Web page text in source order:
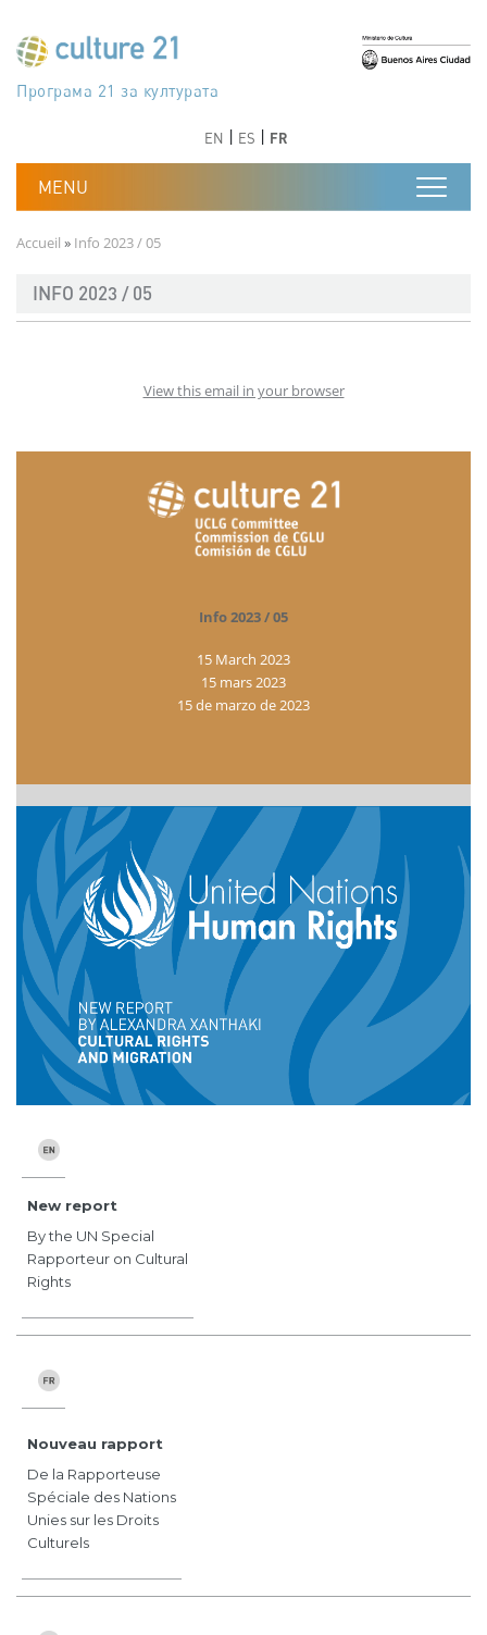
جدول أعمال القرن 21 للثقافة
Програма 21 за културата
Agenda 21 de la cultura
Agjenda 21 për kulturë
Agenda 21 van cultuur
Agenda 21 for culture
Kulturaren Agenda 21
Agenda 21 de la culture
Axenda 21 da cultura
Agenda 21 für Kultur
Agenda 21 della cultura
文化のためのアジェンダ21
دستورکار 21 برای فرهنگ
Agenda 21 dla kultury
Agenda 21 da cultura
Повестка дня 21 для культуры
Agenda 21 za kulturu
Agenda 21 de la cultura
Agenda 21 för kulturen
Kültür için Gündem 21
Порядок денний 21 для культури
EN ES FR
Fil d'Ariane
Accueil Info 2023 / 05
INFO 2023 / 05
View this email in your browser
Info 2023 / 05
15 March 2023
15 mars 2023
15 de marzo de 2023
New report
By the UN Special
Rapporteur on Cultural
Rights
Nouveau rapport
De la Rapporteuse
Spéciale des Nations
Unies sur les Droits
Culturels